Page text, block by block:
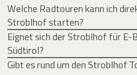
Welche Radtouren kann ich
Stroblhof starten?
Eignet sich der Stroblhof für E-
Südtirol?
Gibt es rund um den Stroblhof